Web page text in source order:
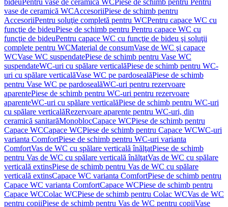
bideuPentru vase de ceramică WCPiese de schimb pentru Pentru
vase de ceramică WCAccesoriiPiese de schimb pentru
AccesoriiPentru soluţie completă pentru WCPentru capace WC cu
funcţie de bideuPiese de schimb pentru Pentru capace WC cu
funcţie de bideuPentru capace WC cu funcţie de bideu şi soluţii
complete pentru WCMaterial de consumVase de WC şi capace
WCVase WC suspendatePiese de schimb pentru Vase WC
suspendateWC-uri cu spălare verticalăPiese de schimb pentru WC-
uri cu spălare verticalăVase WC pe pardosealăPiese de schimb
pentru Vase WC pe pardosealăWC-uri pentru rezervoare
aparentePiese de schimb pentru WC-uri pentru rezervoare
aparenteWC-uri cu spălare verticalăPiese de schimb pentru WC-uri
cu spălare verticalăRezervoare aparente pentru WC-uri, din
ceramică sanitarăMonoblocCapace WCPiese de schimb pentru
Capace WCCapace WCPiese de schimb pentru Capace WCWC-uri
varianta ComfortPiese de schimb pentru WC-uri varianta
ComfortVas de WC cu spălare verticală înălţatPiese de schimb
pentru Vas de WC cu spălare verticală înălţatVas de WC cu spălare
verticală extinsPiese de schimb pentru Vas de WC cu spălare
verticală extinsCapace WC varianta ComfortPiese de schimb pentru
Capace WC varianta ComfortCapace WCPiese de schimb pentru
Capace WCColac WCPiese de schimb pentru Colac WCVas de WC
pentru copiiPiese de schimb pentru Vas de WC pentru copiiVase